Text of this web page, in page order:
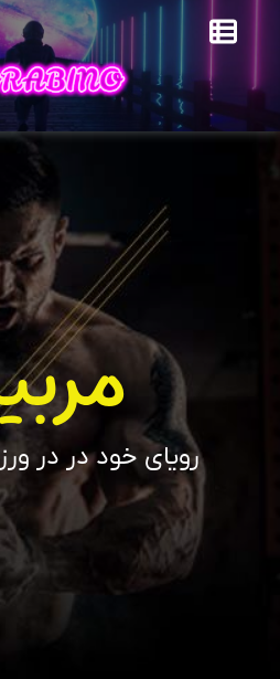
رویای خود در در